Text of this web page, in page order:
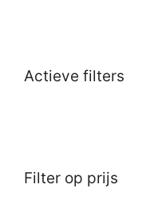
Actieve filters
Filter op prijs